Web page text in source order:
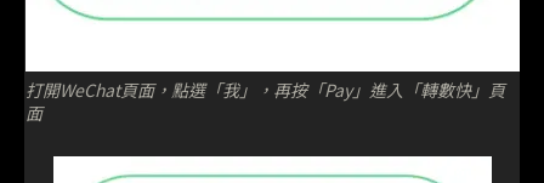
打開WeChat頁面，點選「我」，再按「Pay」進入「轉數快」頁
面